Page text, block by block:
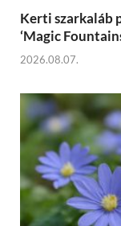
Kerti szarkaláb
‘Magic
2026.08.07.